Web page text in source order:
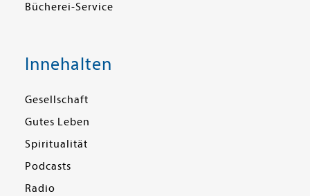
Bücherei-Service
Innehalten
Gesellschaft
Gutes Leben
Spiritualität
Podcasts
Radio